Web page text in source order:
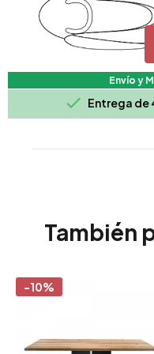
Envío y
 Entrega de
También
-10%